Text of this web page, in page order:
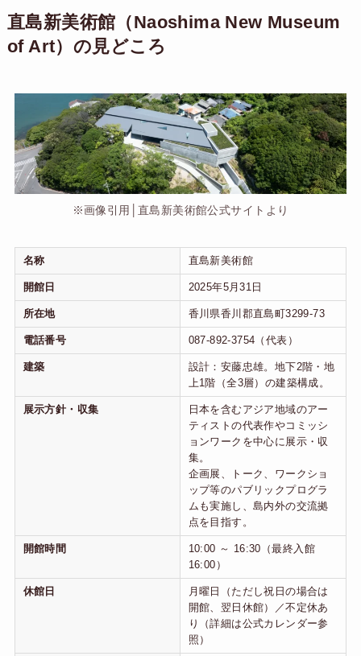
直島新美術館（Naoshima New Museum
of Art）の見どころ
※画像引用│直島新美術館公式サイトより
名称 直島新美術館
開館日 2025年5月31日
所在地 香川県香川郡直島町3299-73
電話番号 087-892-3754（代表）
建築
設計：安藤忠雄。地下2階・地
上1階（全3層）の建築構成。
展示方針・収集
日本を含むアジア地域のアー
ティストの代表作やコミッシ
ョンワークを中心に展示・収
集。
企画展、トーク、ワークショ
ップ等のパブリックプログラ
ムも実施し、島内外の交流拠
点を目指す。
開館時間
10:00 ～ 16:30（最終入館
16:00）
休館日
月曜日（ただし祝日の場合は
開館、翌日休館）／不定休あ
り（詳細は公式カレンダー参
照）